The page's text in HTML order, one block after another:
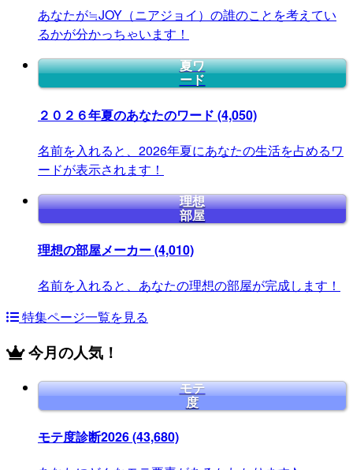
あなたが≒JOY（ニアジョイ）の誰のことを考えてい
るかが分かっちゃいます！
夏ワ
ード
２０２６年夏のあなたのワード (4,050)
名前を入れると、2026年夏にあなたの生活を占めるワ
ードが表示されます！
理想
部屋
理想の部屋メーカー(4,010)
名前を入れると、あなたの理想の部屋が完成します！
特集ページ一覧を見る
今月の人気！
モテ
度
モテ度診断2026(43,680)